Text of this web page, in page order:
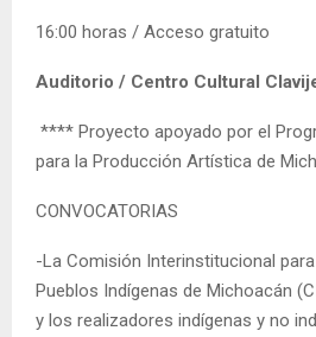
16:00 horas / Acceso gratuito
Auditorio / Centro Cultural
**** Proyecto apoyado por el
para la Producción Artística de
CONVOCATORIAS
-La Comisión Interinstitucional
Pueblos Indígenas de Michoacán
y los realizadores indígenas y no